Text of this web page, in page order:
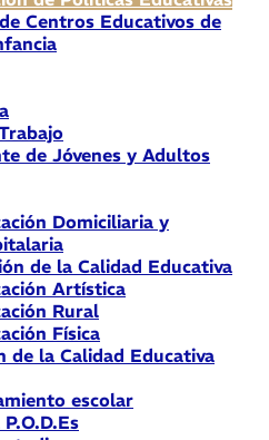
Centros Educativos de
de Jóvenes y Adultos
Domiciliaria y
de la Calidad Educativa
Artística
Rural
Física
de la Calidad Educativa
escolar